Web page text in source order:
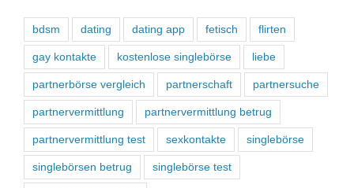
bdsm dating dating app fetisch flirten
gay kontakte kostenlose singlebörse liebe
partnerbörse vergleich partnerschaft partnersuche
partnervermittlung partnervermittlung betrug
partnervermittlung test sexkontakte singlebörse
singlebörsen betrug singlebörse test